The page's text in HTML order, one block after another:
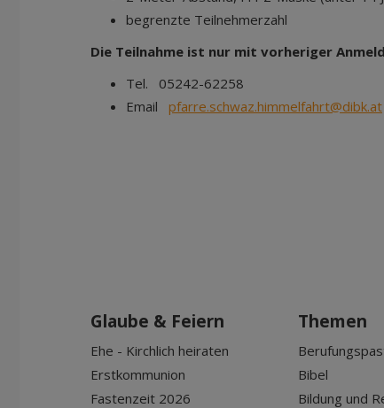
begrenzte Teilnehmerzahl
Die Teilnahme ist nur mit vorheriger
Tel. 05242-62258
Email pfarre.schwaz.himmelfahrt@dibk.at
Glaube & Feiern
Ehe - Kirchlich heiraten
Erstkommunion
Fastenzeit 2026
Themen
Bibel
Bildung und